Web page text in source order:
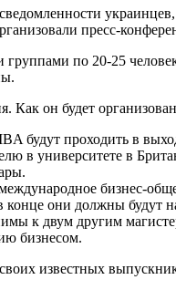
пресс-
по 20-25
Как он будет
будут проходить в
в университете в
бизнес-
конце они должны будут
к двум другим
бизнесом.
известных